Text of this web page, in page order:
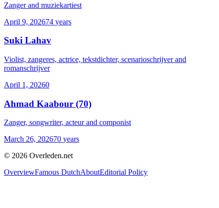
Zanger and muziekartiest
April 9, 202674 years
Suki Lahav
Violist, zangeres, actrice, tekstdichter, scenarioschrijver and
romanschrijver
April 1, 20260
Ahmad Kaabour (70)
Zanger, songwriter, acteur and componist
March 26, 202670 years
© 2026 Overleden.net
OverviewFamous DutchAboutEditorial Policy